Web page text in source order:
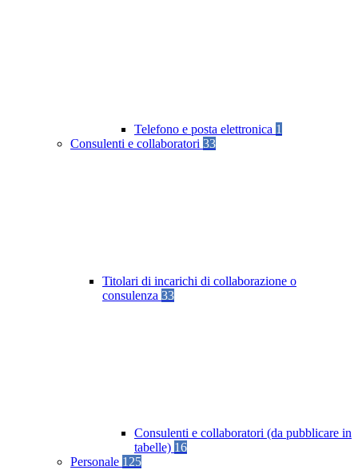
Telefono e posta elettronica 1
Consulenti e collaboratori 33
Titolari di incarichi di collaborazione o
consulenza 33
Consulenti e collaboratori (da pubblicare in
tabelle) 16
Personale 125